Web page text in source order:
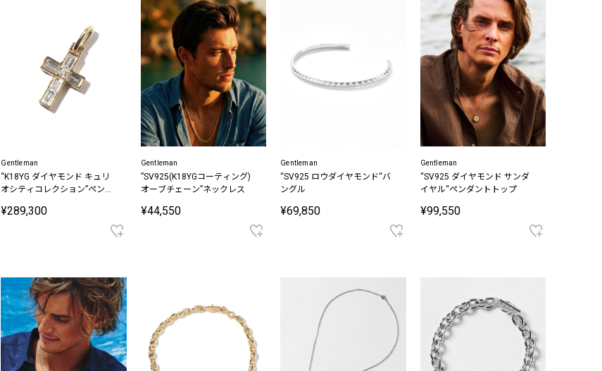
Gentleman
“K18YG ダイヤモンド キュリ
オシティコレクション”ペンダ
¥289,300
Gentleman
”SV925(K18YGコーティング)
オーブチェーン”ネックレス
¥44,550
Gentleman
“SV925 ロウダイヤモンド“バ
ングル
¥69,850
Gentleman
“SV925 ダイヤモンド サンダ
イヤル“ペンダントトップ
¥99,550